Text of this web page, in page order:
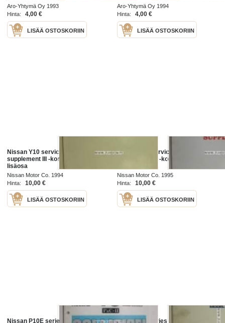
Aro-Yhtymä Oy 1993
Hinta:
4,00 €
LISÄÄ OSTOSKORIIN
Cherokee - Bengt Ekman Vaasa
Aro-Yhtymä Oy 1994
Hinta:
4,00 €
LISÄÄ OSTOSKORIIN
Nissan Y10 service manual
supplement III -korjaamokirjan
lisäosa
Nissan Motor Co. 1994
Hinta:
10,00 €
LISÄÄ OSTOSKORIIN
Nissan Y10 service manual
supplement IV -korjaamokirjan
Nissan Motor Co. 1995
Hinta:
10,00 €
LISÄÄ OSTOSKORIIN
Nissan P10E series P & C -II Nissan RD series diesel engine